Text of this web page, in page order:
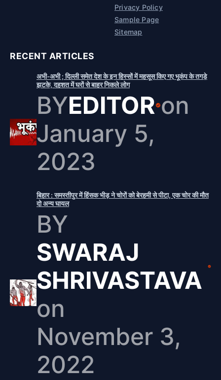
Privacy Policy
Sample Page
Sitemap
RECENT ARTICLES
अभी-अभी ; दिल्ली समेत देश के इन हिस्सों में महसूस किए गए भूकंप के तगड़े
झटके, दहशत में घरों से बाहर निकले लोग
BYEDITOR on
January 5,
2023
बिहार : समस्तीपुर में हिंसक भीड़ ने चोरों को बेरहमी से पीटा, एक चोर की मौत
दो अन्य घायल
BY
SWARAJ
SHRIVASTAVA
on
November 3,
2022